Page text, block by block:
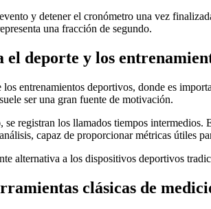
y detener el cronómetro una vez
una fracción de segundo.
deporte y los
entrenamientos deportivos, donde es
ser una gran fuente de motivación.
registran los llamados tiempos
capaz de proporcionar métricas útiles
alternativa a los dispositivos deportivos
clásicas de